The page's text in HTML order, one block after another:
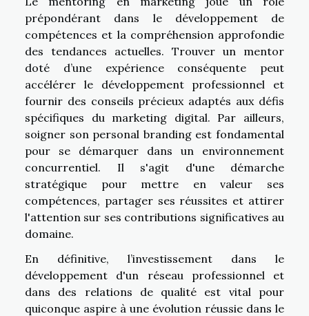
prépondérant dans le développement de
compétences et la compréhension approfondie
des tendances actuelles. Trouver un mentor
doté d’une expérience conséquente peut
accélérer le développement professionnel et
fournir des conseils précieux adaptés aux défis
spécifiques du marketing digital. Par ailleurs,
soigner son personal branding est fondamental
pour se démarquer dans un environnement
concurrentiel. Il s'agit d'une démarche
stratégique pour mettre en valeur ses
compétences, partager ses réussites et attirer
l'attention sur ses contributions significatives au
domaine.
En définitive, l’investissement dans le
développement d'un réseau professionnel et
dans des relations de qualité est vital pour
quiconque aspire à une évolution réussie dans le